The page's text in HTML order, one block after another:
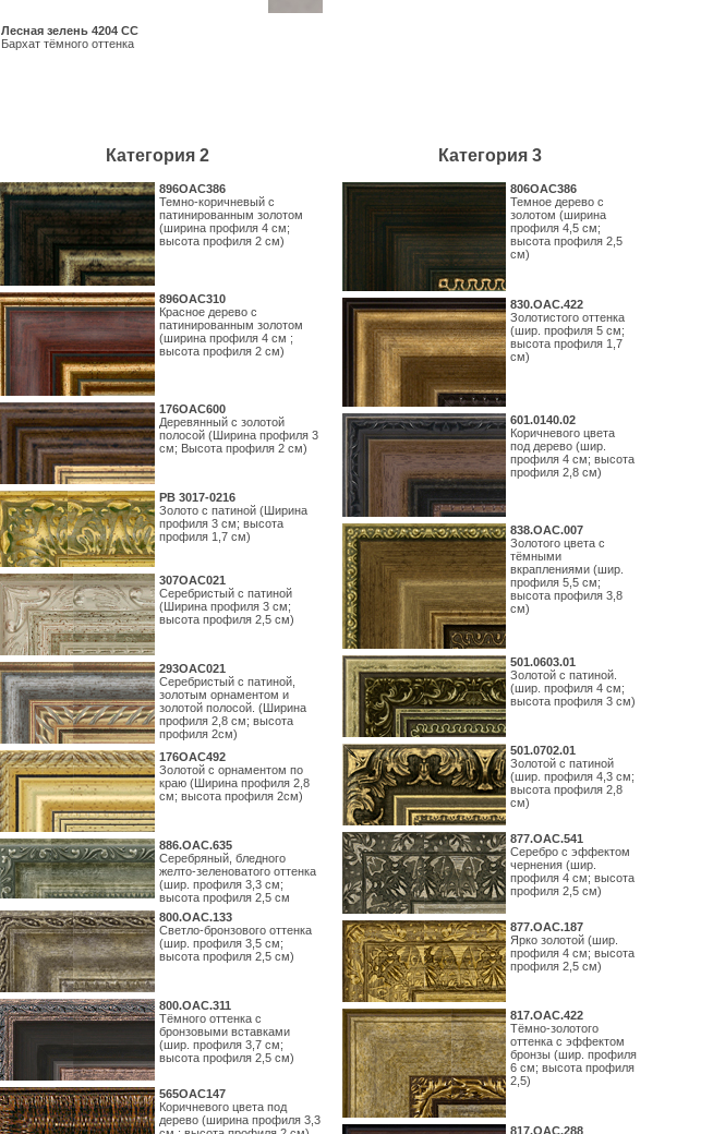
Лесная зелень 4204 СС
Бархат тёмного оттенка
Категория 2 Категория 3
896OAC386
Темно-коричневый с
патинированным золотом
(ширина профиля 4 см;
высота профиля 2 см)
896OAC310
Красное дерево с
патинированным золотом
(ширина профиля 4 см ;
высота профиля 2 см)
176OAC600
Деревянный с золотой
полосой (Ширина профиля 3
см; Высота профиля 2 см)
PB 3017-0216
Золото с патиной (Ширина
профиля 3 см; высота
профиля 1,7 см)
307OAC021
Серебристый с патиной
(Ширина профиля 3 см;
высота профиля 2,5 см)
293OAC021
Серебристый с патиной,
золотым орнаментом и
золотой полосой. (Ширина
профиля 2,8 см; высота
профиля 2см)
176OAC492
Золотой с орнаментом по
краю (Ширина профиля 2,8
см; высота профиля 2см)
886.ОАС.635
Серебряный, бледного
желто-зеленоватого оттенка
(шир. профиля 3,3 см;
высота профиля 2,5 см
800.ОАС.133
Светло-бронзового оттенка
(шир. профиля 3,5 см;
высота профиля 2,5 см)
800.ОАС.311
Тёмного оттенка с
бронзовыми вставками
(шир. профиля 3,7 см;
высота профиля 2,5 см)
565ОАС147
Коричневого цвета под
дерево (ширина профиля 3,3
806OAC386
Темное дерево с
золотом (ширина
профиля 4,5 см;
высота профиля 2,5
см)
830.ОАС.422
Золотистого оттенка
(шир. профиля 5 см;
высота профиля 1,7
см)
601.0140.02
Коричневого цвета
под дерево (шир.
профиля 4 см; высота
профиля 2,8 см)
838.ОАС.007
Золотого цвета с
тёмными
вкраплениями (шир.
профиля 5,5 см;
высота профиля 3,8
см)
501.0603.01
Золотой с патиной.
(шир. профиля 4 см;
высота профиля 3 см)
501.0702.01
Золотой с патиной
(шир. профиля 4,3 см;
высота профиля 2,8
см)
877.ОАС.541
Серебро с эффектом
чернения (шир.
профиля 4 см; высота
профиля 2,5 см)
877.ОАС.187
Ярко золотой (шир.
профиля 4 см; высота
профиля 2,5 см)
817.ОАС.422
Тёмно-золотого
оттенка с эффектом
бронзы (шир. профиля
6 см; высота профиля
2,5)
817.ОАС.288